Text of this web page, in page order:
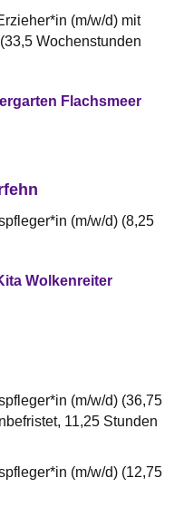
(m/w/d) mit
Wochenstunden
Flachsmeer
(m/w/d) (8,25
Wolkenreiter
(m/w/d) (36,75
11,25 Stunden
(m/w/d) (12,75